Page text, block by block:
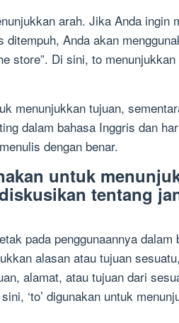
arah. Jika Anda ingin
Anda akan
store”. Di sini, to
menunjukkan tujuan,
dalam bahasa Inggris dan
dengan benar.
untuk
tentang
pada penggunaannya
alasan atau tujuan
alamat, atau tujuan dari
‘to’ digunakan untuk